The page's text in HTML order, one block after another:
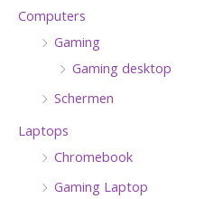
Computers
Gaming
Gaming desktop
Schermen
Laptops
Chromebook
Gaming Laptop